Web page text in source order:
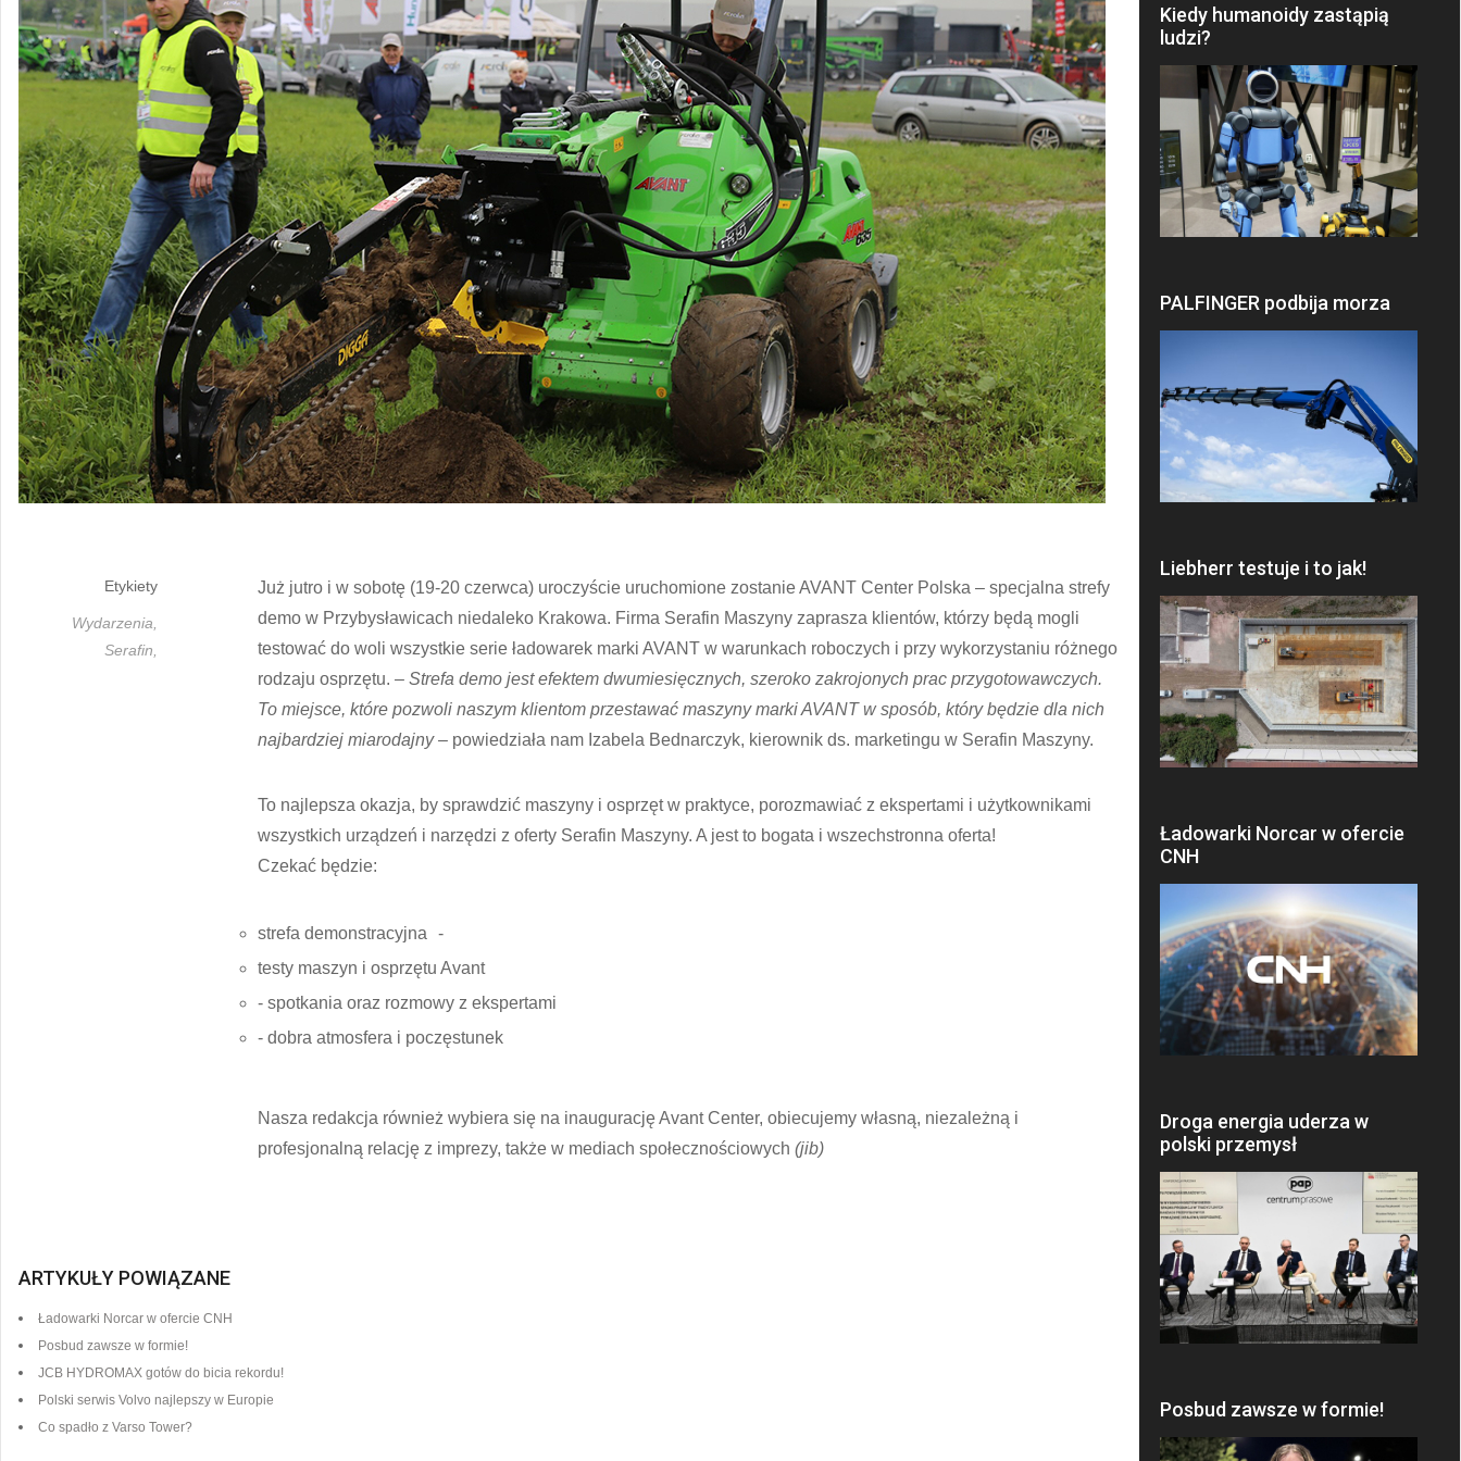
Etykiety
Wydarzenia,
Serafin,
Już jutro i w sobotę (19-20 czerwca) uroczyście uruchomione zostanie AVANT Center Polska – specjalna strefy
demo w Przybysławicach niedaleko Krakowa. Firma Serafin Maszyny zaprasza klientów, którzy będą mogli
testować do woli wszystkie serie ładowarek marki AVANT w warunkach roboczych i przy wykorzystaniu różnego
rodzaju osprzętu. – Strefa demo jest efektem dwumiesięcznych, szeroko zakrojonych prac przygotowawczych.
To miejsce, które pozwoli naszym klientom przestawać maszyny marki AVANT w sposób, który będzie dla nich
najbardziej miarodajny – powiedziała nam Izabela Bednarczyk, kierownik ds. marketingu w Serafin Maszyny.
To najlepsza okazja, by sprawdzić maszyny i osprzęt w praktyce, porozmawiać z ekspertami i użytkownikami
wszystkich urządzeń i narzędzi z oferty Serafin Maszyny. A jest to bogata i wszechstronna oferta!
Czekać będzie:
strefa demonstracyjna -
testy maszyn i osprzętu Avant
- spotkania oraz rozmowy z ekspertami
- dobra atmosfera i poczęstunek
Nasza redakcja również wybiera się na inaugurację Avant Center, obiecujemy własną, niezależną i
profesjonalną relację z imprezy, także w mediach społecznościowych (jib)
ARTYKUŁY POWIĄZANE
Ładowarki Norcar w ofercie CNH
Posbud zawsze w formie!
JCB HYDROMAX gotów do bicia rekordu!
Polski serwis Volvo najlepszy w Europie
Co spadło z Varso Tower?
Kiedy humanoidy zastąpią
ludzi?
PALFINGER podbija morza
Liebherr testuje i to jak!
Ładowarki Norcar w ofercie
CNH
Droga energia uderza w
polski przemysł
Posbud zawsze w formie!